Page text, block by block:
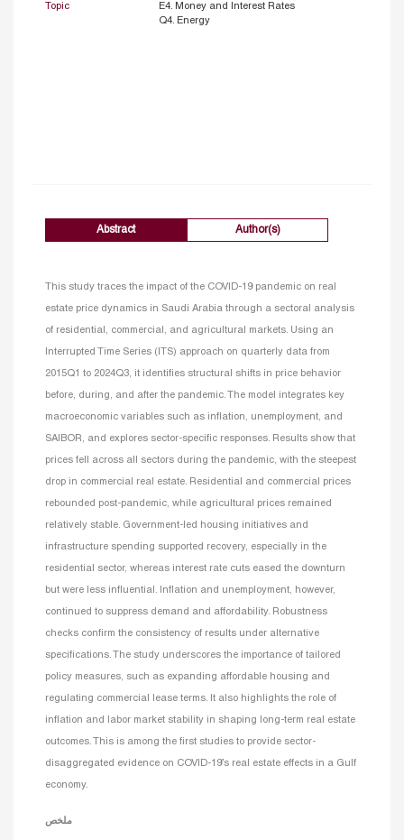
Topic
E4. Money and Interest Rates
Q4. Energy
Abstract Author(s)
This study traces the impact of the COVID-19 pandemic on real
estate price dynamics in Saudi Arabia through a sectoral analysis
of residential, commercial, and agricultural markets. Using an
Interrupted Time Series (ITS) approach on quarterly data from
2015Q1 to 2024Q3, it identifies structural shifts in price behavior
before, during, and after the pandemic. The model integrates key
macroeconomic variables such as inflation, unemployment, and
SAIBOR, and explores sector-specific responses. Results show that
prices fell across all sectors during the pandemic, with the steepest
drop in commercial real estate. Residential and commercial prices
rebounded post-pandemic, while agricultural prices remained
relatively stable. Government-led housing initiatives and
infrastructure spending supported recovery, especially in the
residential sector, whereas interest rate cuts eased the downturn
but were less influential. Inflation and unemployment, however,
continued to suppress demand and affordability. Robustness
checks confirm the consistency of results under alternative
specifications. The study underscores the importance of tailored
policy measures, such as expanding affordable housing and
regulating commercial lease terms. It also highlights the role of
inflation and labor market stability in shaping long-term real estate
outcomes. This is among the first studies to provide sector-
disaggregated evidence on COVID-19’s real estate effects in a Gulf
economy.
ملخص